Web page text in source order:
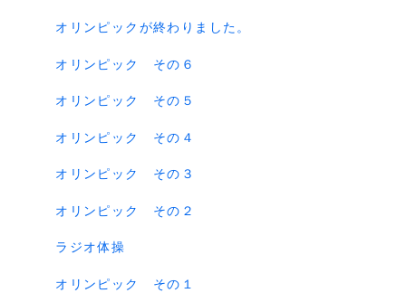
オリンピックが終わりました。
オリンピック その６
オリンピック その５
オリンピック その４
オリンピック その３
オリンピック その２
ラジオ体操
オリンピック その１